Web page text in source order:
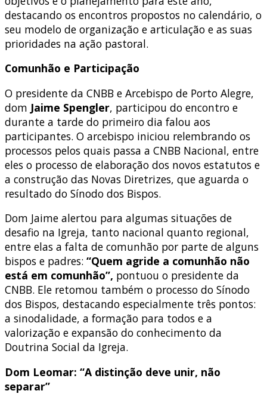
destacando os encontros propostos no calendário, o
seu modelo de organização e articulação e as suas
prioridades na ação pastoral.
Comunhão e Participação
O presidente da CNBB e Arcebispo de Porto Alegre,
dom Jaime Spengler, participou do encontro e
durante a tarde do primeiro dia falou aos
participantes. O arcebispo iniciou relembrando os
processos pelos quais passa a CNBB Nacional, entre
eles o processo de elaboração dos novos estatutos e
a construção das Novas Diretrizes, que aguarda o
resultado do Sínodo dos Bispos.
Dom Jaime alertou para algumas situações de
desafio na Igreja, tanto nacional quanto regional,
entre elas a falta de comunhão por parte de alguns
bispos e padres: “Quem agride a comunhão não
está em comunhão”, pontuou o presidente da
CNBB. Ele retomou também o processo do Sínodo
dos Bispos, destacando especialmente três pontos:
a sinodalidade, a formação para todos e a
valorização e expansão do conhecimento da
Doutrina Social da Igreja.
Dom Leomar: “A distinção deve unir, não
separar”